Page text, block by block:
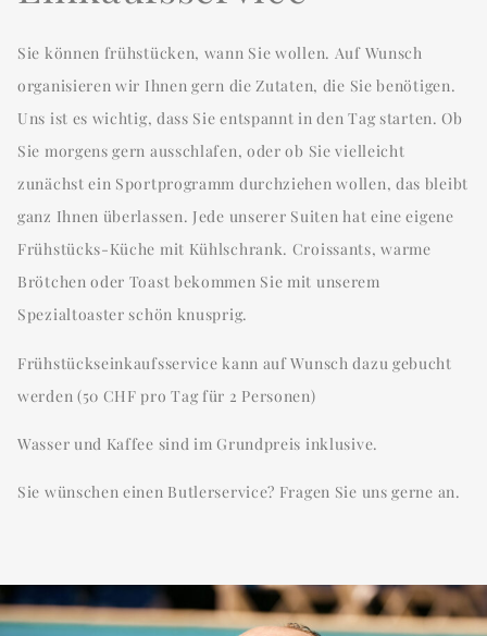
Sie können frühstücken, wann Sie wollen. Auf Wunsch
organisieren wir Ihnen gern die Zutaten, die Sie benötigen.
Uns ist es wichtig, dass Sie entspannt in den Tag starten. Ob
Sie morgens gern ausschlafen, oder ob Sie vielleicht
zunächst ein Sportprogramm durchziehen wollen, das bleibt
ganz Ihnen überlassen. Jede unserer Suiten hat eine eigene
Frühstücks-Küche mit Kühlschrank. Croissants, warme
Brötchen oder Toast bekommen Sie mit unserem
Spezialtoaster schön knusprig.
Frühstückseinkaufsservice kann auf Wunsch dazu gebucht
werden (50 CHF pro Tag für 2 Personen)
Wasser und Kaffee sind im Grundpreis inklusive.
Sie wünschen einen Butlerservice? Fragen Sie uns gerne an.